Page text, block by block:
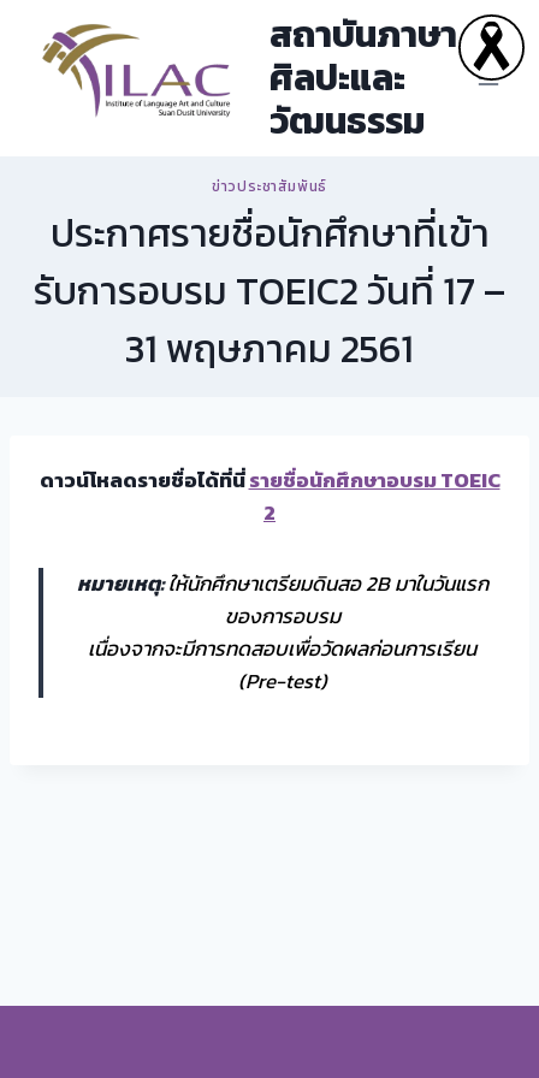
content
สถาบันภาษา
ศิลปะและ
วัฒนธรรม
ข่าวประชาสัมพันธ์
ประกาศรายชื่อนักศึกษาที่เข้า
รับการอบรม TOEIC2 วันที่ 17 –
31 พฤษภาคม 2561
ดาวน์โหลดรายชื่อได้ที่นี่รายชื่อนักศึกษาอบรม TOEIC
2
หมายเหตุ: ให้นักศึกษาเตรียมดินสอ 2B มาในวันแรก
ของการอบรม
เนื่องจากจะมีการทดสอบเพื่อวัดผลก่อนการเรียน
(Pre-test)